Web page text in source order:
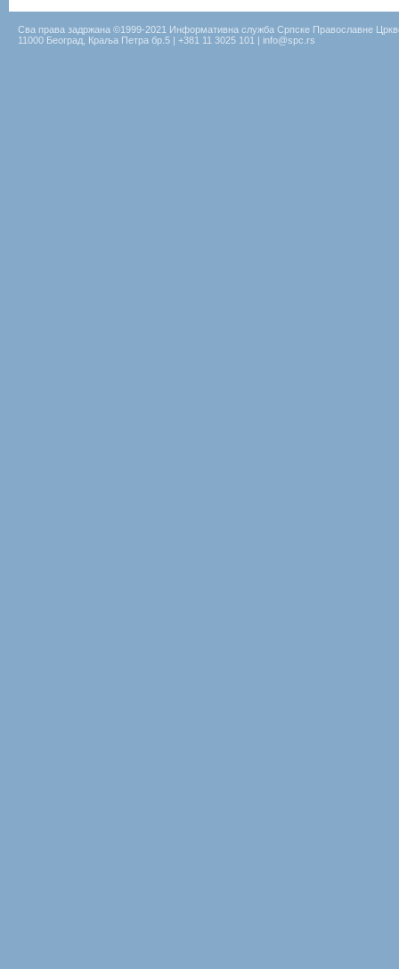
Сва права задржана ©1999-2021 Информативна служба Српске Православне
11000 Београд, Краља Петра бр.5 | +381 11 3025 101 | info@spc.rs